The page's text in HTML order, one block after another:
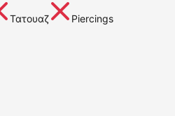
Τατουαζ
Piercings